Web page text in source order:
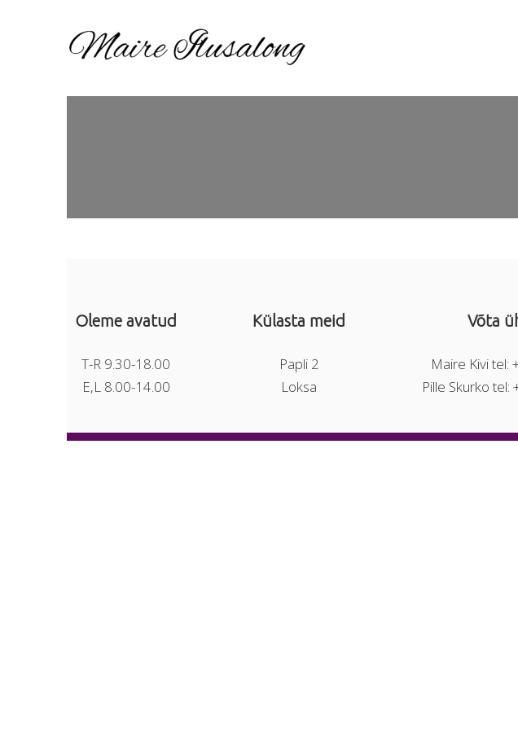
Oleme avatud
T-R 9.30-18.00
E,L 8.00-14.00
Külasta meid
Papli 2
Loksa
Võta
Maire Kivi tel:
Pille Skurko